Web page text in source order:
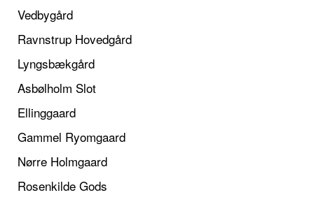
Vedbygård
Ravnstrup Hovedgård
Lyngsbækgård
Asbølholm Slot
Ellinggaard
Gammel Ryomgaard
Nørre Holmgaard
Rosenkilde Gods